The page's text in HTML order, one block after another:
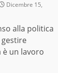
Dicembre 15,
alla politica
è un lavoro